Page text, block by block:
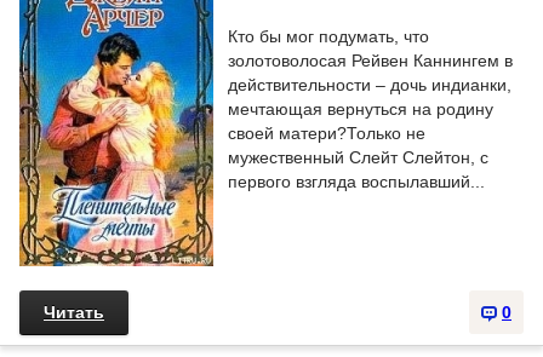
Кто бы мог подумать, что
золотоволосая Рейвен Каннингем в
действительности – дочь индианки,
мечтающая вернуться на родину
своей матери?Только не
мужественный Слейт Слейтон, с
первого взгляда воспылавший...
0
Читать